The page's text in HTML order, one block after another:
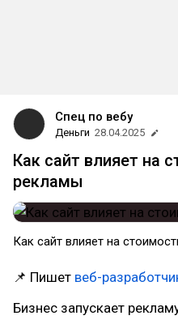
Спец по вебу
Деньги 28.04.2025
Как сайт влияет на
рекламы
Как сайт влияет на
📌 Пишет веб-
Бизнес запускает